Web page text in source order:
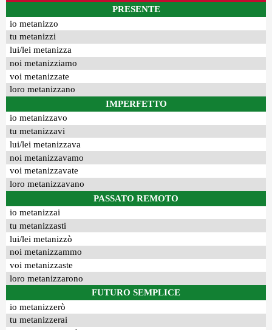
PRESENTE
io metanizzo
tu metanizzi
lui/lei metanizza
noi metanizziamo
voi metanizzate
loro metanizzano
IMPERFETTO
io metanizzavo
tu metanizzavi
lui/lei metanizzava
noi metanizzavamo
voi metanizzavate
loro metanizzavano
PASSATO REMOTO
io metanizzai
tu metanizzasti
lui/lei metanizzò
noi metanizzammo
voi metanizzaste
loro metanizzarono
FUTURO SEMPLICE
io metanizzerò
tu metanizzerai